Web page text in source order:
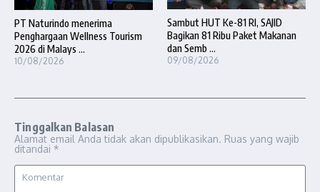
PT Naturindo menerima
Penghargaan Wellness Tourism
2026 di Malays ...
10/08/2026
Sambut HUT Ke-81 RI, SAJID
Bagikan 81 Ribu Paket Makanan
dan Semb ...
09/08/2026
Tinggalkan Balasan
Alamat email Anda tidak akan dipublikasikan. Ruas yang wajib
ditandai *